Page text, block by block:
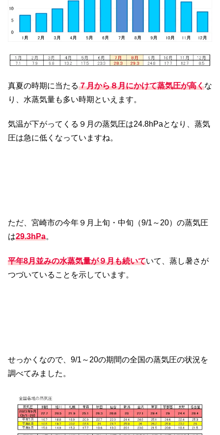
真夏の時期に当たる７月から８月にかけて蒸気圧が高くな
り、水蒸気量も多い時期といえます。
気温が下がってくる９月の蒸気圧は24.8hPaとなり、蒸気
圧は急に低くなっていますね。
ただ、宮崎市の今年９月上旬・中旬（9/1～20）の蒸気圧
は29.3hPa。
平年8月並みの水蒸気量が９月も続いていて、蒸し暑さが
つづいていることを示しています。
せっかくなので、9/1～20の期間の全国の蒸気圧の状況を
調べてみました。